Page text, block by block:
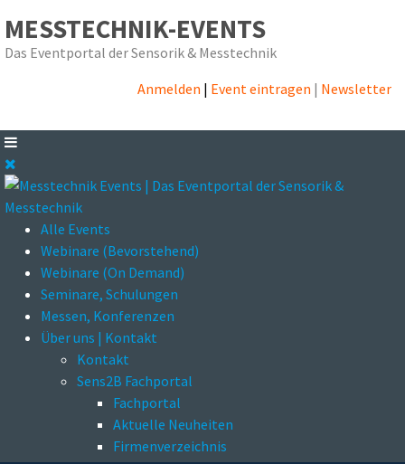
MESSTECHNIK-EVENTS
Das Eventportal der Sensorik & Messtechnik
Anmelden | Event eintragen | Newsletter
Alle Events
Webinare (Bevorstehend)
Webinare (On Demand)
Seminare, Schulungen
Messen, Konferenzen
Über uns | Kontakt
Kontakt
Sens2B Fachportal
Fachportal
Aktuelle Neuheiten
Firmenverzeichnis